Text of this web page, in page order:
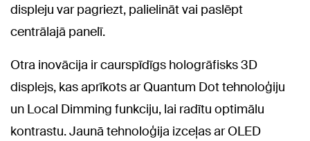
displeju var pagriezt, palielināt vai paslēpt
centrālajā panelī.
Otra inovācija ir caurspīdīgs hologrāfisks 3D
displejs, kas aprīkots ar Quantum Dot tehnoloģiju
un Local Dimming funkciju, lai radītu optimālu
kontrastu. Jaunā tehnoloģija izceļas ar OLED